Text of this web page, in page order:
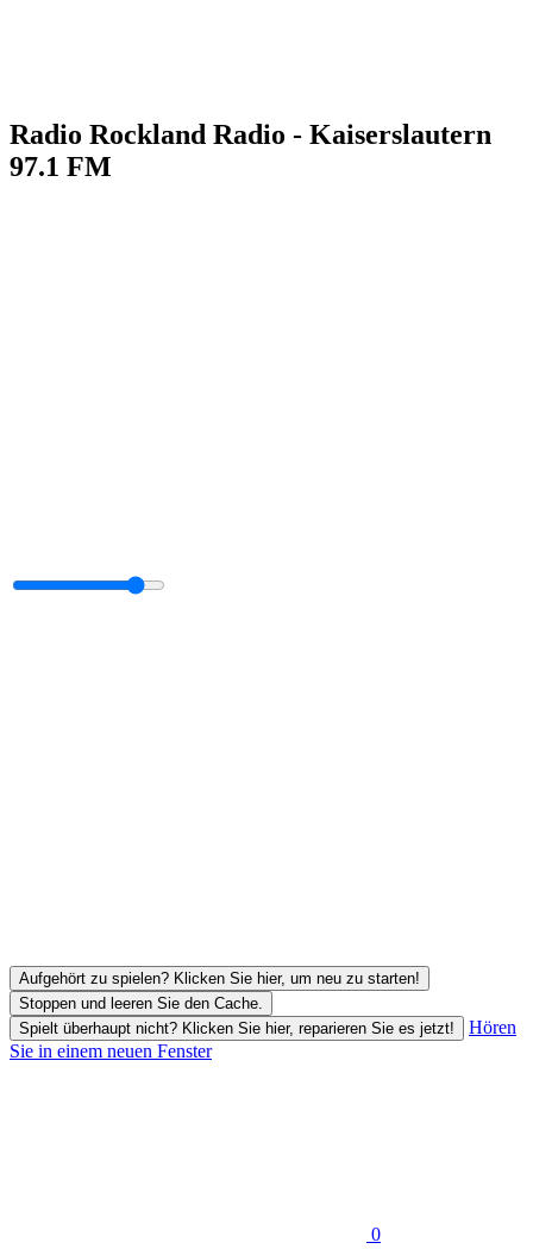
Radio Rockland Radio - Kaiserslautern
97.1 FM
Aufgehört zu spielen? Klicken Sie hier, um neu zu starten!
Stoppen und leeren Sie den Cache.
Spielt überhaupt nicht? Klicken Sie hier, reparieren Sie es jetzt!
Hören
Sie in einem neuen Fenster
0